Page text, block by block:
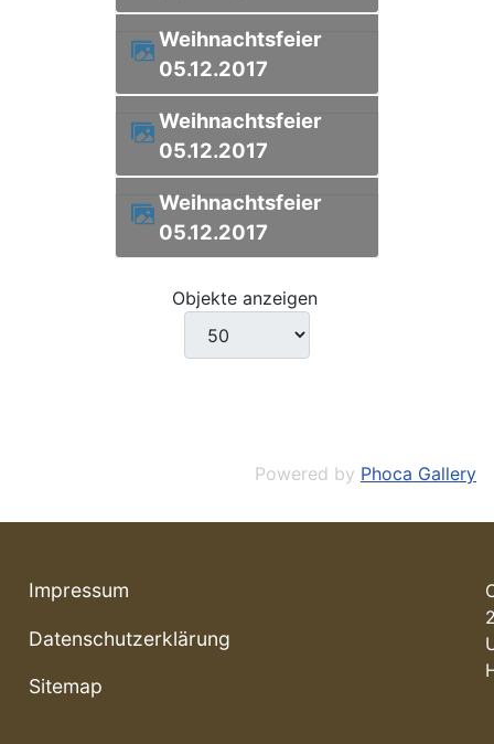
Weihnachtsfeier
05.12.2017
Weihnachtsfeier
05.12.2017
Weihnachtsfeier
05.12.2017
Objekte anzeigen
Powered by Phoca Gallery
Impressum
Datenschutzerklärung
Sitemap